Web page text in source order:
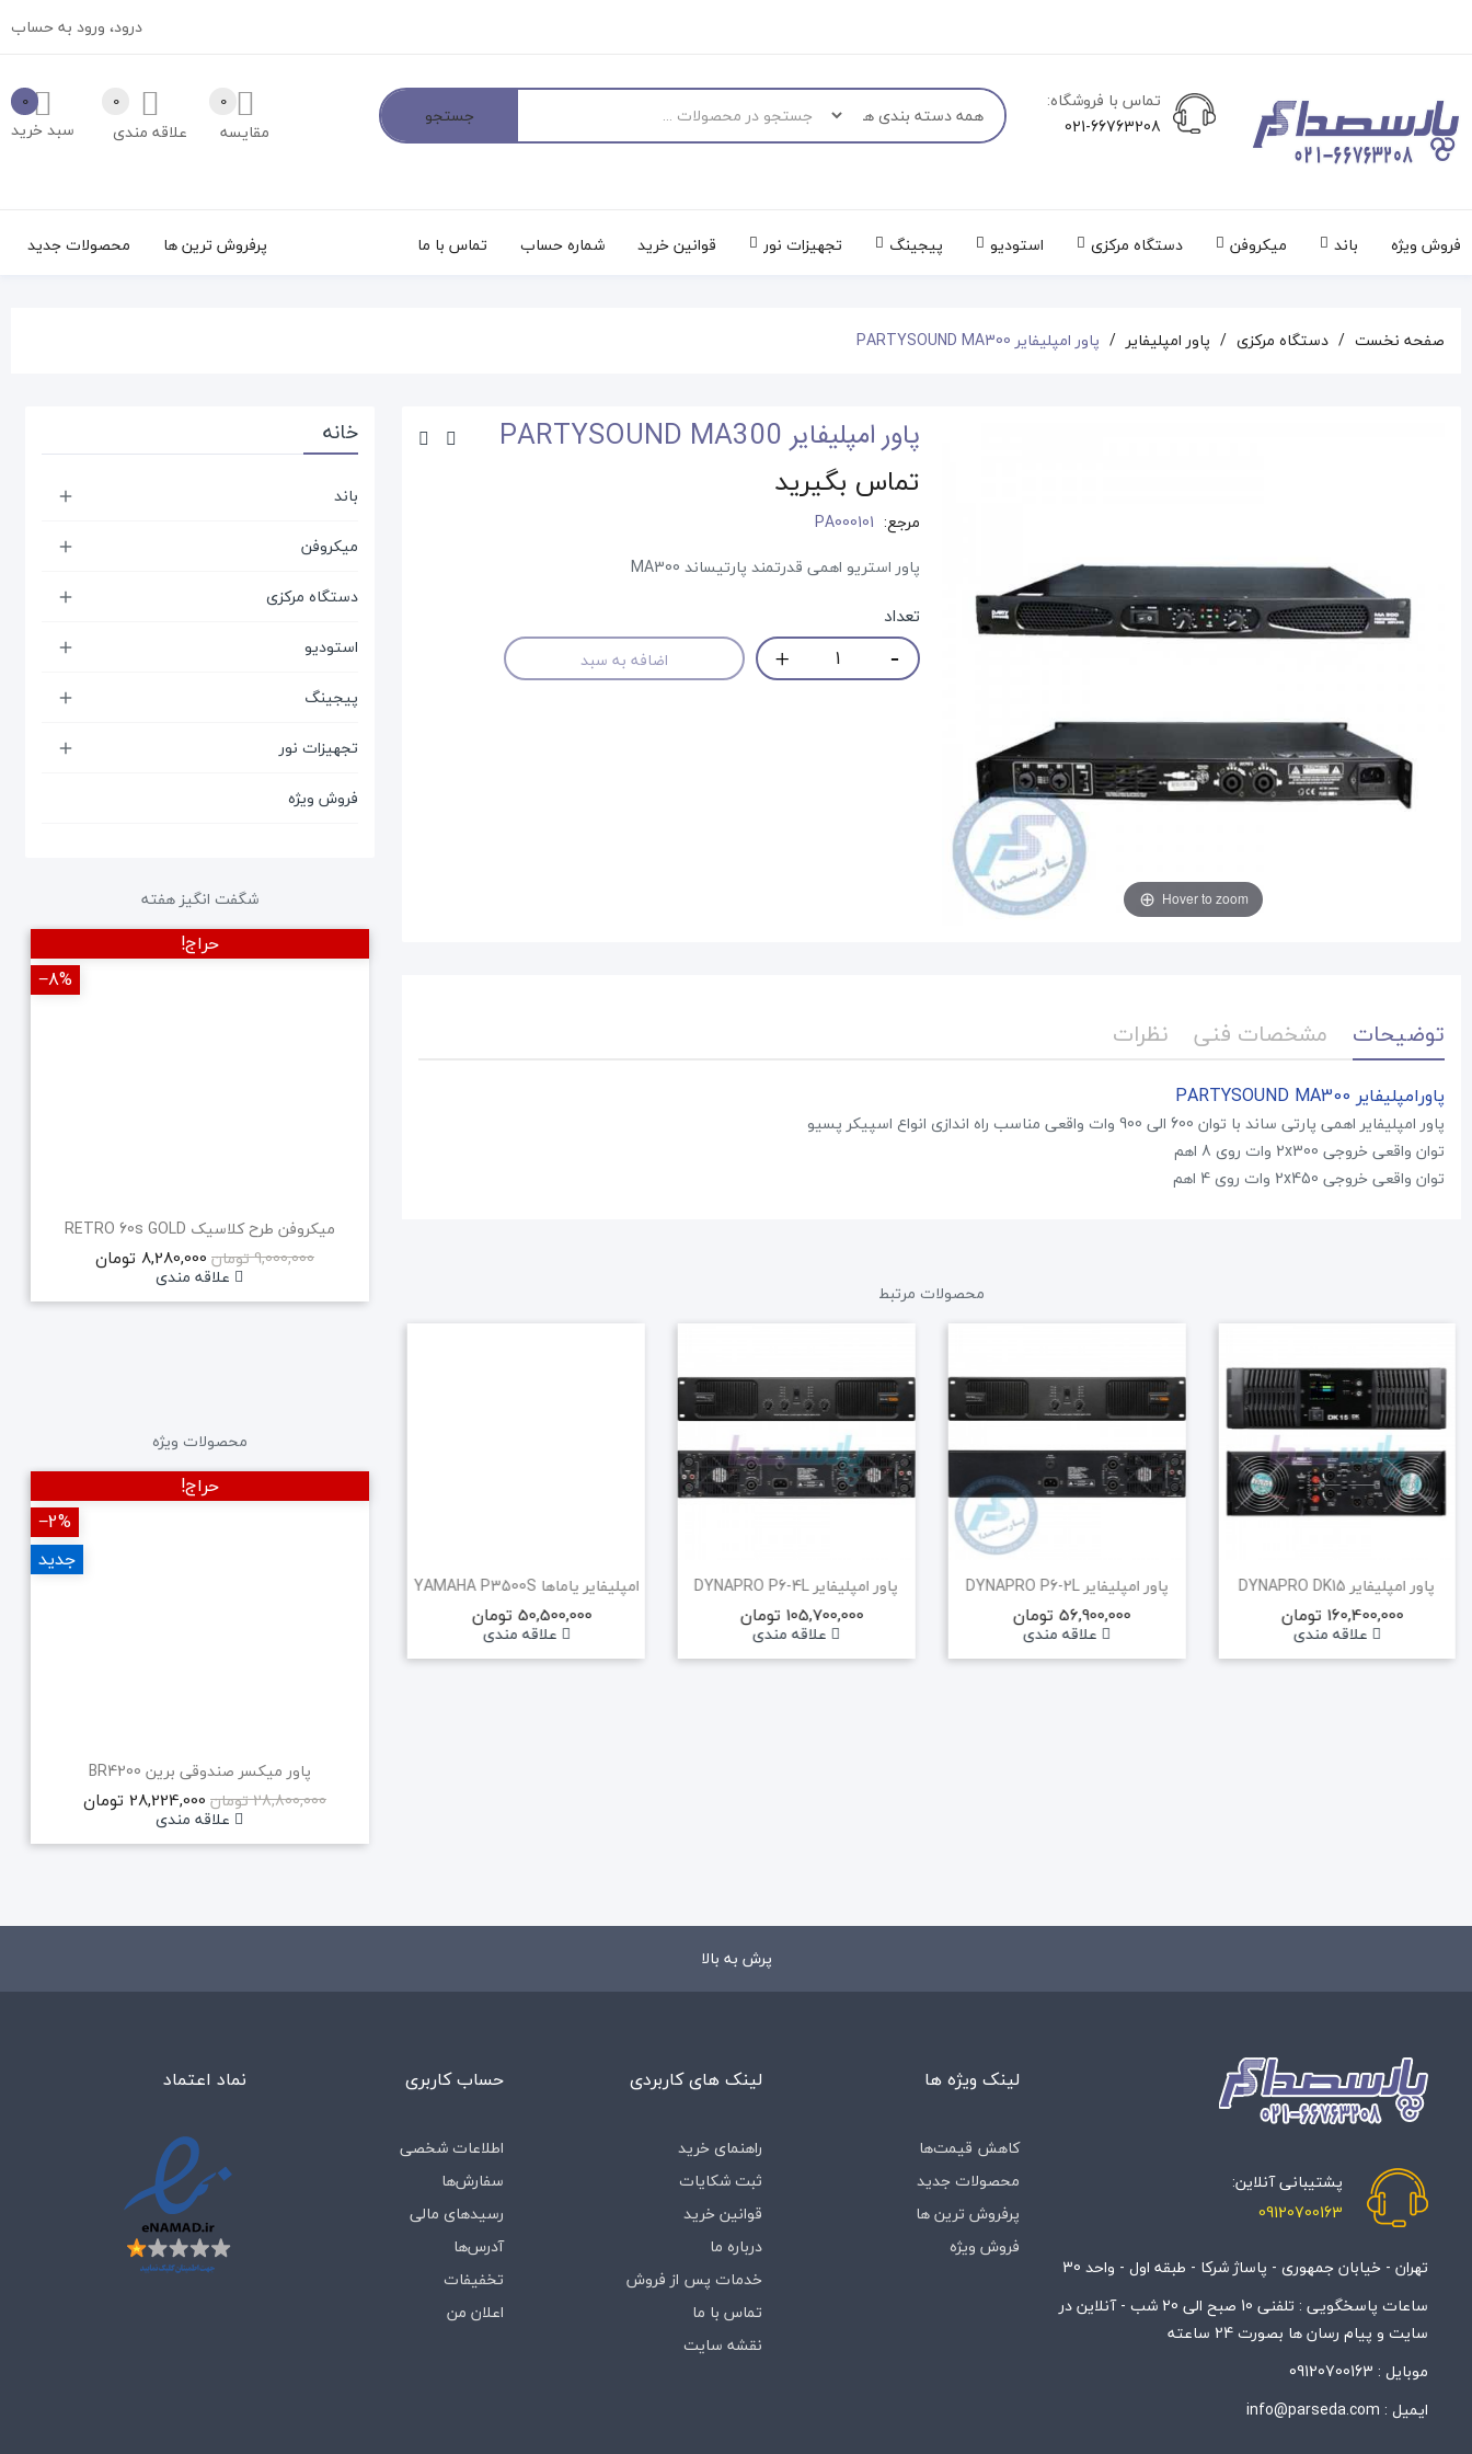
درود، ورود به حساب
تماس با فروشگاه:
021-66763208
جستجو
0
سبد خرید علاقه مندی
0
مقایسه
0
فروش ویژه باند میکروفن دستگاه مرکزی استودیو پیجینگ تجهیزات نور قوانین خرید شماره حساب تماس با ما محصولات جدید پرفروش ترین ها
صفحه نخست دستگاه مرکزی پاور امپلیفایر پاور امپلیفایر PARTYSOUND MA300
Hover to zoom
پاور امپلیفایر PARTYSOUND MA300
تماس بگیرید
مرجع: PA000101
پاور استریو اهمی قدرتمند پارتیساند MA300
تعداد
اضافه به سبد
توضیحات مشخصات فنی نظرات
پاورامپلیفایر PARTYSOUND MA300
پاور امپلیفایر اهمی پارتی ساند با توان 600 الی 900 وات واقعی مناسب راه اندازی انواع اسپیکر پسیو
توان واقعی خروجی 2x300 وات روی 8 اهم
توان واقعی خروجی 2x450 وات روی 4 اهم
محصولات مرتبط
پاور امپلیفایر DYNAPRO DK15
160,400,000 تومان
علاقه مندی
پاور امپلیفایر DYNAPRO P6-2L
56,900,000 تومان
علاقه مندی
پاور امپلیفایر DYNAPRO P6-4L
105,700,000 تومان
علاقه مندی
امپلیفایر یاماها YAMAHA P3500S
50,500,000 تومان
علاقه مندی
خانه
باند 
میکروفن 
دستگاه مرکزی 
استودیو 
پیجینگ 
تجهیزات نور 
فروش ویژه
شگفت انگیز هفته
میکروفن طرح کلاسیک RETRO 60s GOLD
9,000,000 تومان
8,280,000 تومان
علاقه مندی
حراج!
‎−8%
محصولات ویژه
پاور میکسر صندوقی برین BR4200
28,800,000 تومان
28,224,000 تومان
علاقه مندی
حراج!
‎−2%
جدید
پرش به بالا
پشتیبانی آنلاین:
09120700163
تهران - خیابان جمهوری - پاساژ شرکا - طبقه اول - واحد 30
ساعات پاسخگویی : تلفنی 10 صبح الی 20 شب - آنلاین در
سایت و پیام رسان ها بصورت 24 ساعته
موبایل : 09120700163
ایمیل : info@parseda.com
لینک ویژه ها
کاهش قیمت‌ها
محصولات جدید
پرفروش ترین ها
فروش ویژه
لینک های کاربردی
راهنمای خرید
ثبت شکایات
قوانین خرید
درباره‌ ما
خدمات پس از فروش
تماس با ما
نقشه سایت
حساب کاربری
اطلاعات شخصی
سفارش‌ها
رسیدهای مالی
آدرس‌ها
تخفیفات
اعلان من
نماد اعتماد